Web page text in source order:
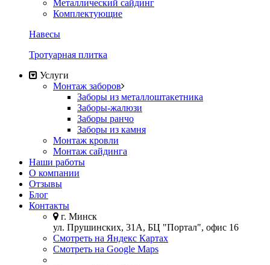
Металлический сайдинг
Комплектующие
Навесы
Тротуарная плитка
Услуги
Монтаж заборов
Заборы из металлоштакетника
Заборы-жалюзи
Заборы ранчо
Заборы из камня
Монтаж кровли
Монтаж сайдинга
Наши работы
О компании
Отзывы
Блог
Контакты
г. Минск
ул. Прушинских, 31А, БЦ "Портал", офис 16
Смотреть на Яндекс Картах
Смотреть на Google Maps